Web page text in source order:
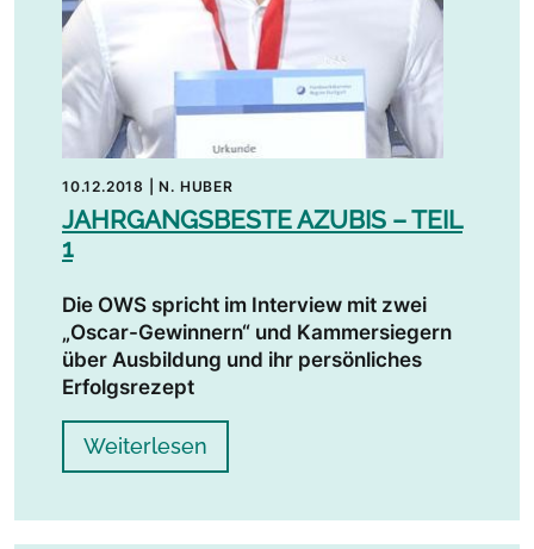
10.12.2018 |N. HUBER
JAHRGANGSBESTE AZUBIS – TEIL
1
Die OWS spricht im Interview mit zwei
„Oscar-Gewinnern“ und Kammersiegern
über Ausbildung und ihr persönliches
Erfolgsrezept
Weiterlesen